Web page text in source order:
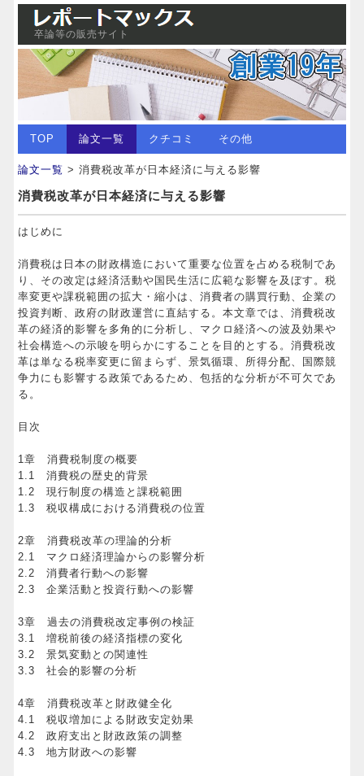
卒論等の販売サイト
TOP 論文一覧 クチコミ その他
論文一覧 > 消費税改革が日本経済に与える影響
消費税改革が日本経済に与える影響
はじめに
消費税は日本の財政構造において重要な位置を占める税制であ
り、その改定は経済活動や国民生活に広範な影響を及ぼす。税
率変更や課税範囲の拡大・縮小は、消費者の購買行動、企業の
投資判断、政府の財政運営に直結する。本文章では、消費税改
革の経済的影響を多角的に分析し、マクロ経済への波及効果や
社会構造への示唆を明らかにすることを目的とする。消費税改
革は単なる税率変更に留まらず、景気循環、所得分配、国際競
争力にも影響する政策であるため、包括的な分析が不可欠であ
る。
目次
1章 消費税制度の概要
1.1 消費税の歴史的背景
1.2 現行制度の構造と課税範囲
1.3 税収構成における消費税の位置
2章 消費税改革の理論的分析
2.1 マクロ経済理論からの影響分析
2.2 消費者行動への影響
2.3 企業活動と投資行動への影響
3章 過去の消費税改定事例の検証
3.1 増税前後の経済指標の変化
3.2 景気変動との関連性
3.3 社会的影響の分析
4章 消費税改革と財政健全化
4.1 税収増加による財政安定効果
4.2 政府支出と財政政策の調整
4.3 地方財政への影響